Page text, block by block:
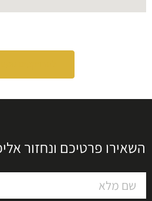
השאירו פרטיכם ונחזור